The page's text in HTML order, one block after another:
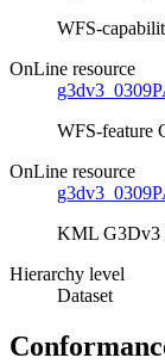
WFS-
OnLine resource
WFS-feature
OnLine resource
KML G3Dv3
Hierarchy level
Dataset